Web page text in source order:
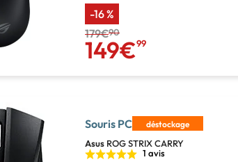
-16 %
179€90
149€99
Souris PC déstockage
Asus ROG STRIX CARRY
1 avis